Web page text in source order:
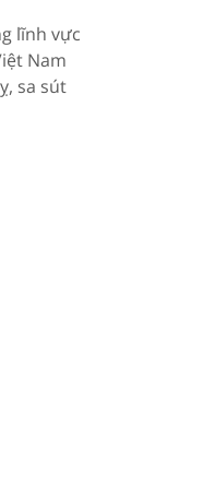
lĩnh vực
Nam
sa sút